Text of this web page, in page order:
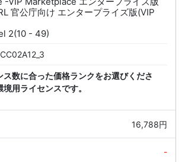
官公庁向け エンタープライズ版(VIP
2(10 - 49)
ス数に合った価格ランクをお選びくださ
用ライセンスです。
16,788円
-